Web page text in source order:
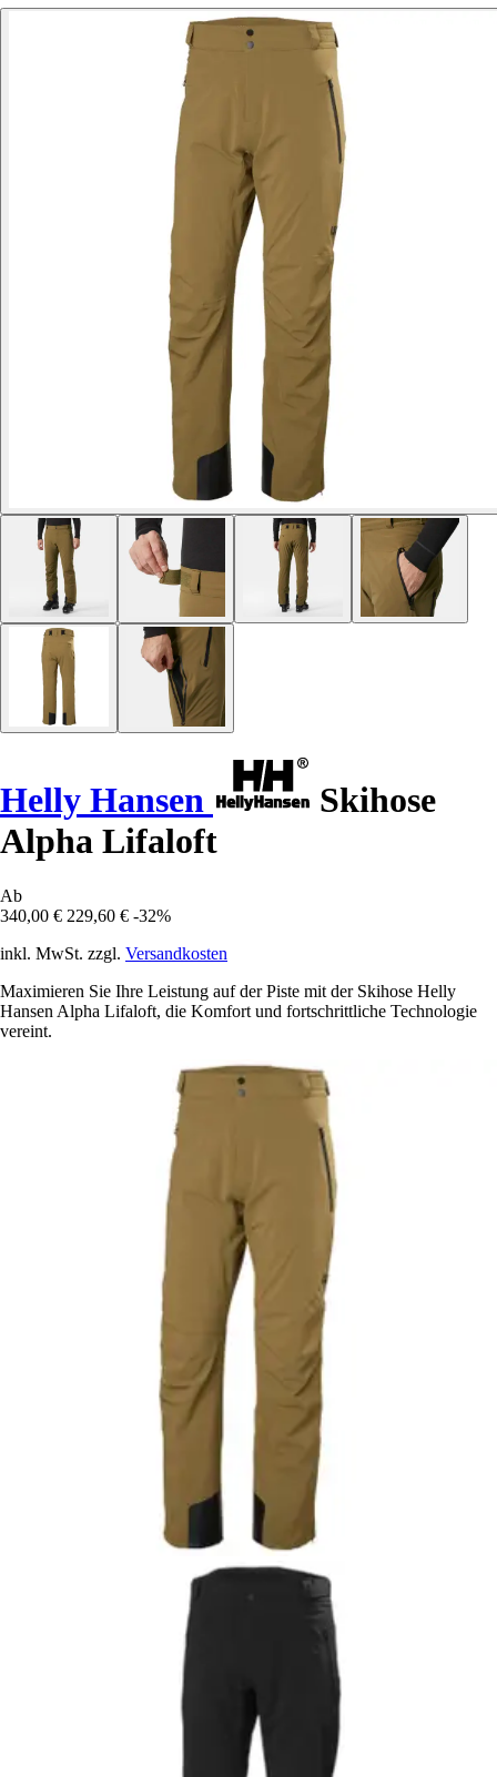
Helly Hansen
Skihose
Alpha Lifaloft
Ab
340,00 € 229,60 € -32%
inkl. MwSt. zzgl. Versandkosten
Maximieren Sie Ihre Leistung auf der Piste mit der Skihose Helly
Hansen Alpha Lifaloft, die Komfort und fortschrittliche Technologie
vereint.